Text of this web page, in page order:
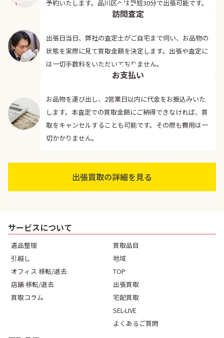
予約いたします。品川区へは最短30分で出張可能です。
03
訪問査定
出張日当日、弊社の査定士がご自宅まで伺い、お品物の
状態を実際に見て買取金額を決定します。出張や査定に
は一切手数料をいただいておりません。
04
お支払い
お品物を運び出し、2営業日以内に代金をお振込みいた
します。本査定での買取金額にご納得できなければ、買
取をキャンセルすることも可能です。その際も費用は一
切かかりません。
出張買取の詳細を見る
サービスについて
遺品整理
引越し
オフィス 移転/退去
店舗 移転/退去
買取コラム
買取品目
地域
TOP
出張買取
宅配買取
SEL-LIVE
よくあるご質問